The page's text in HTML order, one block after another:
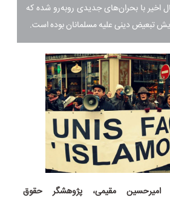
اخیر با بحران‌های جدیدی روبه‌رو شده که
تبعیض دینی علیه مسلمانان بوده است.
امیرحسین مقیمی، پژوهشگر حقوق